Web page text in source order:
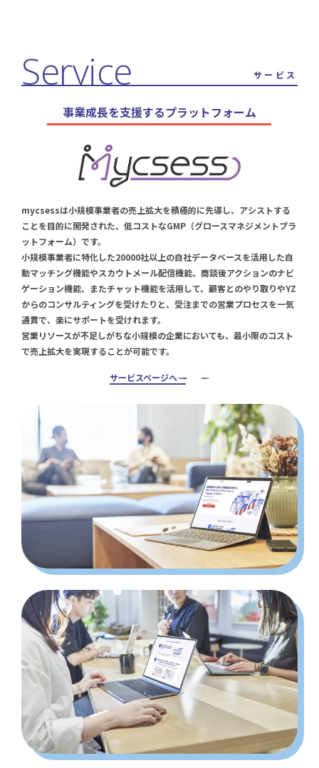
サービス
事業成長を支援するプラットフォーム
mycsessは小規模事業者の売上拡大を積極的に先導し、アシストする
ことを目的に開発された、低コストなGMP（グロースマネジメントプラ
ットフォーム）です。
小規模事業者に特化した20000社以上の自社データベースを活用した自
動マッチング機能やスカウトメール配信機能、商談後アクションのナビ
ゲーション機能、またチャット機能を活用して、顧客とのやり取りやYZ
からのコンサルティングを受けたりと、受注までの営業プロセスを一気
通貫で、楽にサポートを受けれます。
営業リソースが不足しがちな小規模の企業においても、最小限のコスト
で売上拡大を実現することが可能です。
サービスページへ